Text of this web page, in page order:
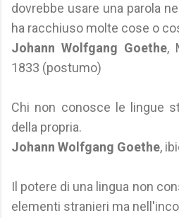
dovrebbe usare una parola
ha racchiuso molte cose o
Johann Wolfgang Goethe,
1833 (postumo)
Chi non conosce le lingue
della propria.
Johann Wolfgang Goethe,
Il potere di una lingua non
elementi stranieri ma